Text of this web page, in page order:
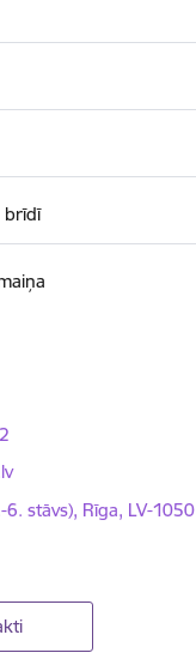
brīdī
6. stāvs), Rīga, LV-1050